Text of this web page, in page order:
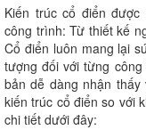
Kiến trúc cổ điển
công trình: Từ thiết kế
Cổ điển luôn mang lại
tượng đối với từng
bản dễ dàng nhận
kiến trúc cổ điển so với
chi tiết dưới đây: